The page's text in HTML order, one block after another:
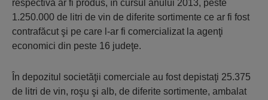
respectivă ar fi produs, în cursul anului 2013, peste
1.250.000 de litri de vin de diferite sortimente ce ar fi fost
contrafăcut şi pe care l-ar fi comercializat la agenţi
economici din peste 16 judeţe.
În depozitul societăţii comerciale au fost depistaţi 25.375
de litri de vin, roşu şi alb, de diferite sortimente, ambalat